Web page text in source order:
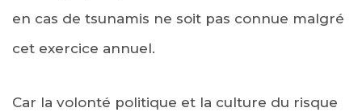
en cas de tsunamis ne soit pas connue malgré
cet exercice annuel.
Car la volonté politique et la culture du risque